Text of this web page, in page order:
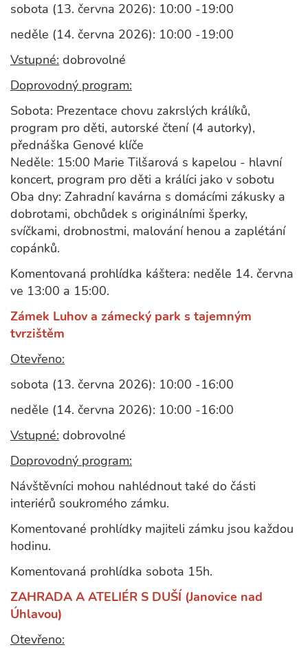
sobota (13. června 2026): 10:00 -19:00
neděle (14. června 2026): 10:00 -19:00
Vstupné: dobrovolné
Doprovodný program:
Sobota: Prezentace chovu zakrslých králíků,
program pro děti, autorské čtení (4 autorky),
přednáška Genové klíče
Neděle: 15:00 Marie Tilšarová s kapelou - hlavní
koncert, program pro děti a králíci jako v sobotu
Oba dny: Zahradní kavárna s domácími zákusky a
dobrotami, obchůdek s originálními šperky,
svíčkami, drobnostmi, malování henou a zaplétání
copánků.
Komentovaná prohlídka káštera: neděle 14. června
ve 13:00 a 15:00.
Zámek Luhov a zámecký park s tajemným
tvrzištěm
Otevřeno:
sobota (13. června 2026): 10:00 -16:00
neděle (14. června 2026): 10:00 -16:00
Vstupné: dobrovolné
Doprovodný program:
Návštěvníci mohou nahlédnout také do části
interiérů soukromého zámku.
Komentované prohlídky majiteli zámku jsou každou
hodinu.
Komentovaná prohlídka sobota 15h.
ZAHRADA A ATELIÉR S DUŠÍ (Janovice nad
Úhlavou)
Otevřeno: